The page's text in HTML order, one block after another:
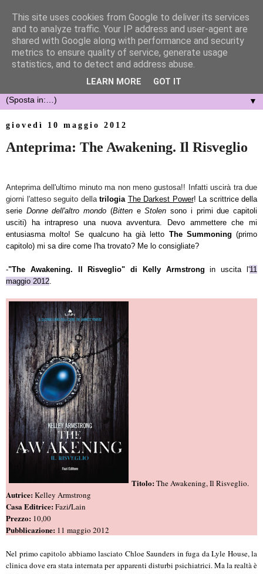
▼
giovedì 10 maggio 2012
Anteprima: The Awakening. Il Risveglio
Anteprima dell'ultimo minuto ma non meno gustosa!! Infatti uscirà tra due
giorni l'atteso seguito della trilogia The Darkest Power! La scrittrice della
serie Donne dell'altro mondo (BitteneStolen sono i primi due capitoli
usciti) ha intrapreso una nuova avventura. Devo ammettere che mi
entusiasma molto! Se qualcuno ha già letto The Summoning (primo
capitolo) mi sa dire come l'ha trovato? Me lo consigliate?
-"The Awakening. Il Risveglio" di Kelly Armstrong in uscita l'11
maggio 2012
Titolo:The Awakening, Il Risveglio.
Autrice:Kelley Armstrong
Casa Editrice:Fazi/Lain
Prezzo: 10,00
Pubblicazione: 11 maggio 2012
Nel primo capitolo abbiamo lasciato Chloe Saunders in fuga da Lyle House, la
clinica dove era stata internata per apparenti disturbi psichiatrici. Ma la realtà è
This site uses cookies from Google to deliver its services
and to analyze traffic. Your IP address and user-agent are
shared with Google along with performance and security
metrics to ensure quality of service, generate usage
statistics, and to detect and address abuse.
LEARN MORE GOT IT